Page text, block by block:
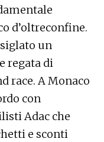
d’oltreconfine.
un
regata di
race. A Monaco
con
Adac che
e sconti